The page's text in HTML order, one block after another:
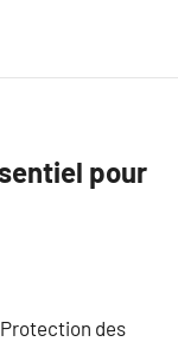
pour
Protection des